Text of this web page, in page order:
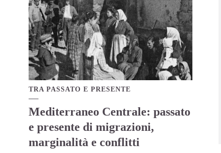
TRA PASSATO E PRESENTE
Mediterraneo Centrale: passato
e presente di migrazioni,
marginalità e conflitti